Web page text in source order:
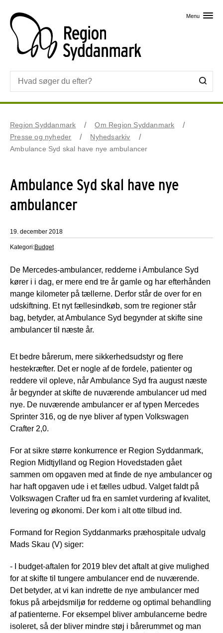
Menu
Region Syddanmark
Om Region Syddanmark
Presse og nyheder
Nyhedsarkiv
Ambulance Syd skal have nye ambulancer
Ambulance Syd skal have nye
ambulancer
19. december 2018
Kategori:Budget
De Mercedes-ambulancer, redderne i Ambulance Syd
kører i i dag, er mere end tre år gamle og har efterhånden
mange kilometer på tællerne. Derfor står de over for en
udskiftning. Et nyt fællesindkøb, som tre regioner står
bag, betyder, at Ambulance Syd begynder at skifte sine
ambulancer til næste år.
Et bedre bårerum, mere sikkerhedsudstyr og flere
hestekræfter. Det er nogle af de fordele, patienter og
reddere vil opleve, når Ambulance Syd fra august næste
år begynder at skifte de nuværende ambulancer ud med
nye. De nuværende ambulancer er af typen Mercedes
Sprinter 316, og de nye bliver af typen Volkswagen
Crafter 2,0.
For at sikre større konkurrence er Region Syddanmark,
Region Midtjylland og Region Hovedstaden gået
sammen om opgaven med at finde de nye ambulancer og
har haft opgaven ude i et fælles udbud. Valget faldt på
Volkswagen Crafter ud fra en samlet vurdering af kvalitet,
levering og økonomi. Der kom i alt otte tilbud ind.
Formand for Region Syddanmarks præhospitale udvalg
Mads Skau (V) siger:
- I budget-aftalen for 2019 blev det aftalt at give mulighed
for at skifte til tungere ambulancer end de nuværende.
Det betyder, at vi kan indrette de nye ambulancer med
fokus på arbejdsmiljø for redderne og optimal behandling
af patienterne. For eksempel bliver ambulancerne bedre
isoleret, så der bliver mindre støj i bårerummet og man